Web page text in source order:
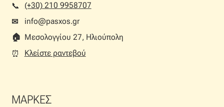
📞︎
(+30) 210 9958707
✉
info@pasxos.gr
🏠︎ Μεσολογγίου 27, Ηλιούπολη
⏰︎
Κλείστε ραντεβού
ΜΑΡΚΕΣ